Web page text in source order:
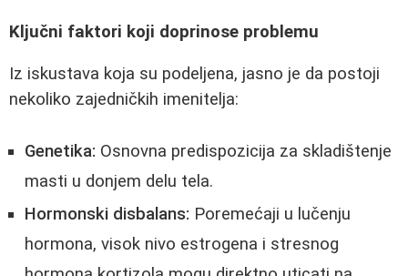
Ključni faktori koji doprinose problemu
Iz iskustava koja su podeljena, jasno je da postoji
nekoliko zajedničkih imenitelja:
Genetika: Osnovna predispozicija za skladištenje
masti u donjem delu tela.
Hormonski disbalans: Poremećaji u lučenju
hormona, visok nivo estrogena i stresnog